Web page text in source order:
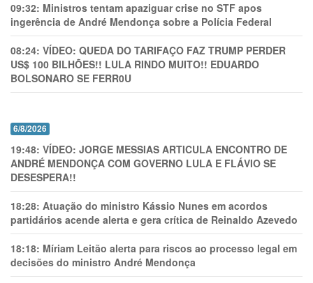
09:32: Ministros tentam apaziguar crise no STF apos
ingerência de André Mendonça sobre a Polícia Federal
08:24: VÍDEO: QUEDA DO TARIFAÇO FAZ TRUMP PERDER
US$ 100 BILHÕES!! LULA RINDO MUITO!! EDUARDO
BOLSONARO SE FERR0U
6/8/2026
19:48: VÍDEO: JORGE MESSIAS ARTICULA ENCONTRO DE
ANDRÉ MENDONÇA COM GOVERNO LULA E FLÁVIO SE
DESESPERA!!
18:28: Atuação do ministro Kássio Nunes em acordos
partidários acende alerta e gera crítica de Reinaldo Azevedo
18:18: Míriam Leitão alerta para riscos ao processo legal em
decisões do ministro André Mendonça